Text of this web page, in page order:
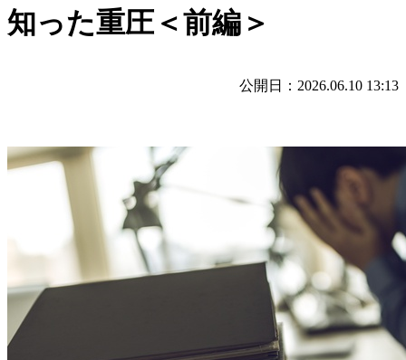
知った重圧＜前編＞
公開日：2026.06.10 13:13